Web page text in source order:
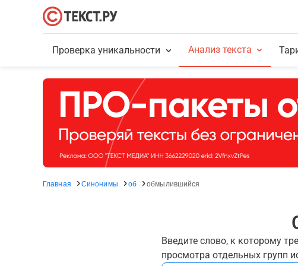
Проверка уникальности Анализ текста
Главная Синонимы об обмылившийся
Введите слово, к которому
просмотра отдельных групп